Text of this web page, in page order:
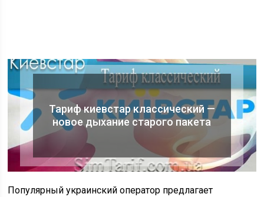
Тариф киевстар классический —
новое дыхание старого пакета
Популярный украинский оператор предлагает